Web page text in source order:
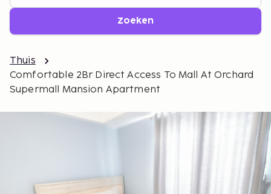
Zoeken
Thuis
Comfortable 2Br Direct Access To Mall At Orchard
Supermall Mansion Apartment